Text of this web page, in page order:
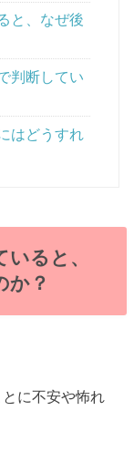
と、なぜ後
判断してい
はどうすれ
ると、
か？
に不安や怖れ